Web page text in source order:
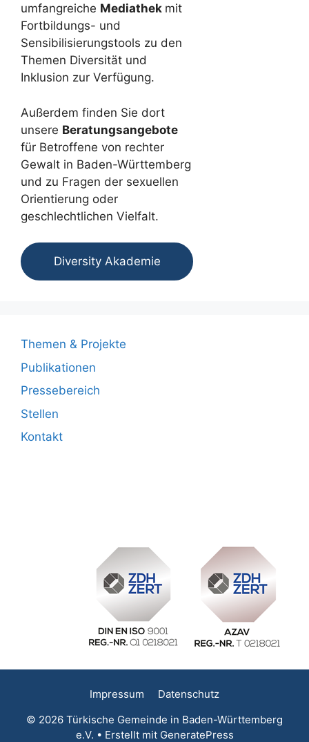
umfangreiche Mediathek mit
Fortbildungs- und
Sensibilisierungstools zu den
Themen Diversität und
Inklusion zur Verfügung.
Außerdem finden Sie dort
unsere Beratungsangebote
für Betroffene von rechter
Gewalt in Baden-Württemberg
und zu Fragen der sexuellen
Orientierung oder
geschlechtlichen Vielfalt.
Diversity Akademie
Themen & Projekte
Publikationen
Pressebereich
Stellen
Kontakt
Impressum
Datenschutz
© 2026 Türkische Gemeinde in Baden-Württemberg
e.V. • Erstellt mit GeneratePress